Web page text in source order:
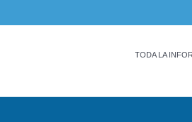
TODA LA